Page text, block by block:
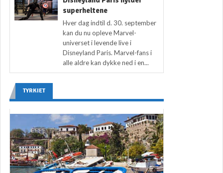
superheltene
Hver dag indtil d. 30. september
kan du nu opleve Marvel-
universet i levende live i
Disneyland Paris. Marvel-fans i
alle aldre kan dykke ned i en...
TYRKIET